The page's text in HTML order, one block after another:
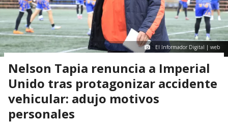
El Informador Digital | web
Nelson Tapia renuncia a Imperial
Unido tras protagonizar accidente
vehicular: adujo motivos
personales